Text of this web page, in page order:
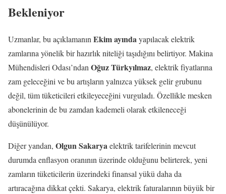
Bekleniyor
Uzmanlar, bu açıklamanınEkim ayındayapılacak elektrik
zamlarına yönelik bir hazırlık niteliği taşıdığını belirtiyor. Makina
Mühendisleri Odası’ndanOğuz Türkyılmaz, elektrik fiyatlarına
zam geleceğini ve bu artışların yalnızca yüksek gelir grubunu
değil, tüm tüketicileri etkileyeceğini vurguladı. Özellikle mesken
abonelerinin de bu zamdan kademeli olarak etkileneceği
düşünülüyor.
Diğer yandan, Olgun Sakaryaelektrik tarifelerinin mevcut
durumda enflasyon oranının üzerinde olduğunu belirterek, yeni
zamların tüketicilerin üzerindeki finansal yükü daha da
artıracağına dikkat çekti. Sakarya, elektrik faturalarının büyük bir